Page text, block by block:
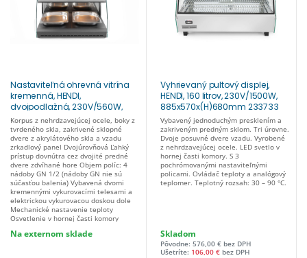
Nastaviteľná ohrevná vitrína
kremenná, HENDI,
dvojpodlažná, 230V/560W,
650x485x(H)630mm 233962
Korpus z nehrdzavejúcej ocele, boky z
tvrdeného skla, zakrivené sklopné
dvere z akrylátového skla a vzadu
zrkadlový panel Dvojúrovňová Ľahký
prístup dovnútra cez dvojité predné
dvere zdvíhané hore Objem políc: 4
nádoby GN 1/2 (nádoby GN nie sú
súčasťou balenia) Vybavená dvomi
kremennými vykurovacími telesami a
elektrickou vykurovacou doskou dole
Mechanické nastavenie teploty
Osvetlenie v hornej časti komory
Na externom sklade
Vyhrievaný pultový displej,
HENDI, 160 litrov, 230V/1500W,
885x570x(H)680mm 233733
Vybavený jednoduchým presklením a
zakriveným predným sklom. Tri úrovne.
Dvoje posuvné dvere vzadu. Vyrobené
z nehrdzavejúcej ocele. LED svetlo v
hornej časti komory. S 3
pochrómovanými nastaviteľnými
policami. Ovládač teploty a analógový
teplomer. Teplotný rozsah: 30 – 90 °C.
Skladom
Pôvodne: 576,00 € bez DPH
Ušetríte: 106,00 € bez DPH